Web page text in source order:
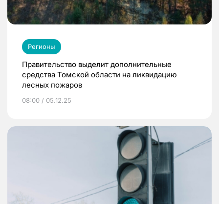
Регионы
Правительство выделит дополнительные
средства Томской области на ликвидацию
лесных пожаров
08:00 / 05.12.25